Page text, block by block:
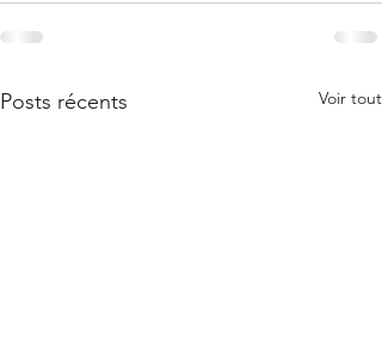
Posts récents Voir tout